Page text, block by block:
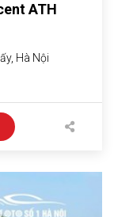
ATH
Hà Nội